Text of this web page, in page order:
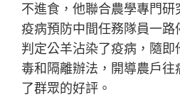
不進食，他聯合農學專門
疫病預防中間任務隊員一路
判定公羊沾染了疫病，隨即
毒和隔離辦法，開導農戶
了群眾的好評。